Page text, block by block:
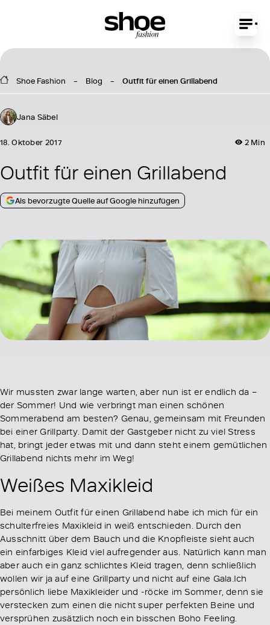
Shoe Fashion Blog Outfit für einen Grillabend
Jana Säbel
2 Min
18. Oktober 2017
Outfit für einen Grillabend
Als bevorzugte Quelle auf Google hinzufügen
Wir mussten zwar lange warten, aber nun ist er endlich da –
der Sommer! Und wie verbringt man einen schönen
Sommerabend am besten? Genau, gemeinsam mit Freunden
bei einer Grillparty. Damit der Gastgeber nicht zu viel Stress
hat, bringt jeder etwas mit und dann steht einem gemütlichen
Grillabend nichts mehr im Weg!
Weißes Maxikleid
Bei meinem Outfit für einen Grillabend habe ich mich für ein
schulterfreies Maxikleid in weiß entschieden. Durch den
Ausschnitt über dem Bauch und die Knopfleiste sieht auch
ein einfarbiges Kleid viel aufregender aus. Natürlich kann man
aber auch ein ganz schlichtes Kleid tragen, denn schließlich
wollen wir ja auf eine Grillparty und nicht auf eine Gala.Ich
persönlich liebe Maxikleider und -röcke im Sommer, denn sie
verstecken zum einen die nicht super perfekten Beine und
versprühen zusätzlich noch ein bisschen Boho Feeling.